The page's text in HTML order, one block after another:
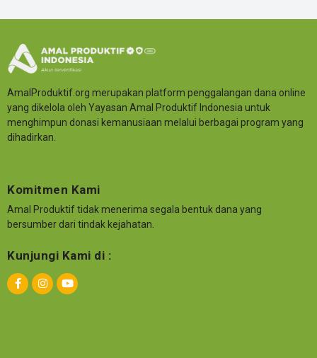
AmalProduktif.org merupakan platform penggalangan dana online
yang dikelola oleh Yayasan Amal Produktif Indonesia untuk
menghimpun donasi kemanusiaan melalui berbagai program yang
dihadirkan.
Komitmen Kami
Amal Produktif tidak menerima segala bentuk dana yang
bersumber dari tindak kejahatan.
Kunjungi Kami di :